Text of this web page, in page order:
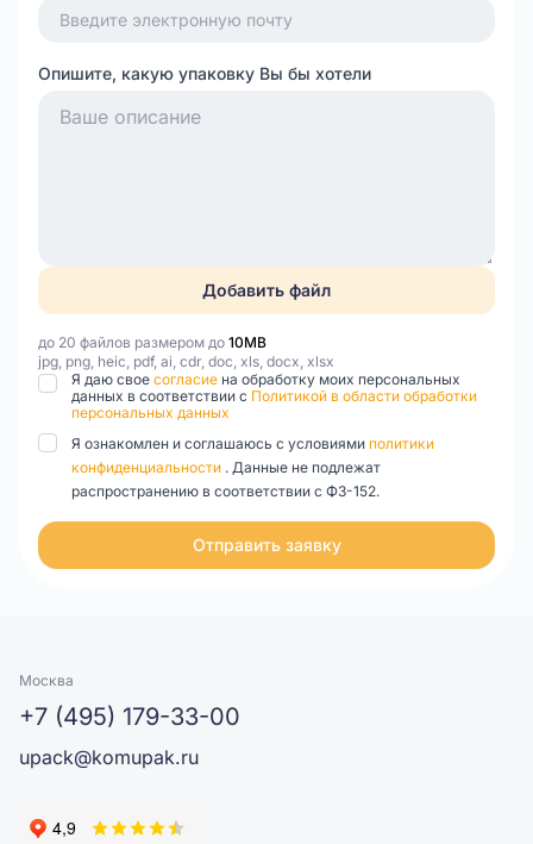
Опишите, какую упаковку Вы бы хотели
Добавить файл
до 20 файлов размером до 10MB
jpg, png, heic, pdf, ai, cdr, doc, xls, docx, xlsx
Я даю свое согласие на обработку моих персональных
данных в соответствии с Политикой в области обработки
персональных данных
Я ознакомлен и соглашаюсь с условиями политики
конфиденциальности . Данные не подлежат
распространению в соответствии с ФЗ-152.
Отправить заявку
Москва
+7 (495) 179-33-00
upack@komupak.ru